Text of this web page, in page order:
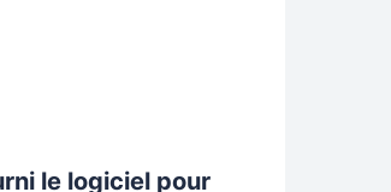
le logiciel pour